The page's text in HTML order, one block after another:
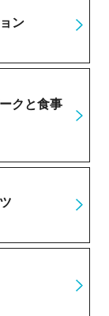
ン
クと食事